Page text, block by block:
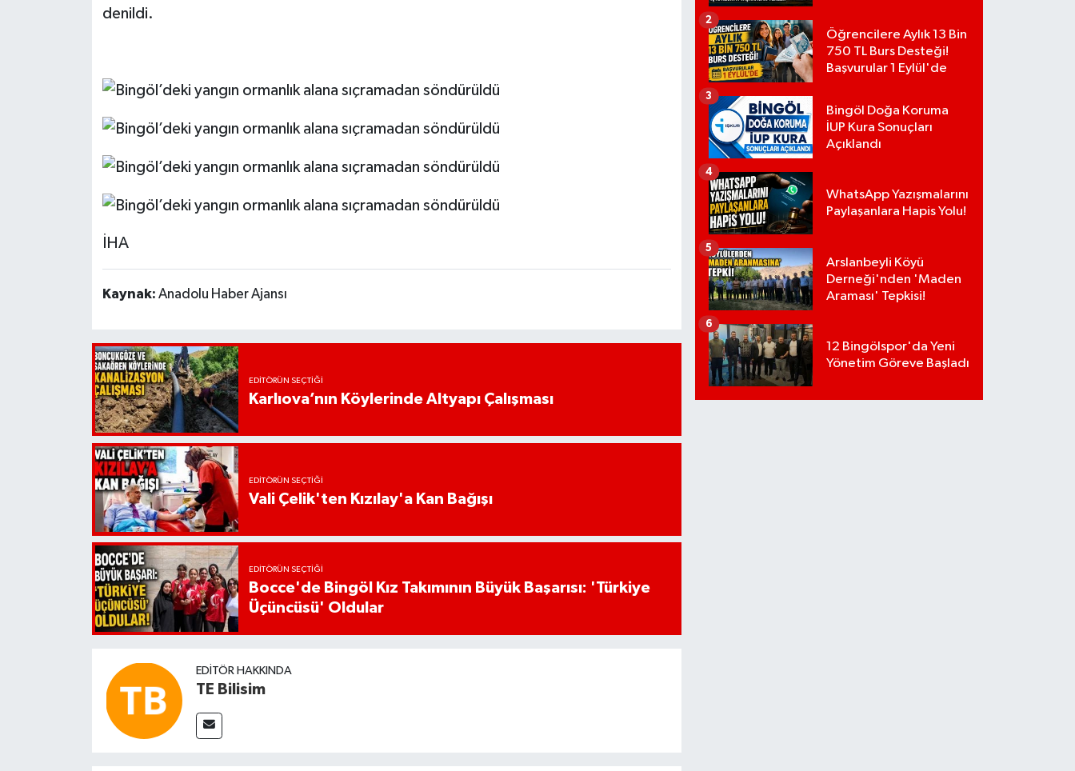
denildi.
İHA
Kaynak: Anadolu Haber Ajansı
EDITÖRÜN SEÇTIĞI
Karlıova’nın Köylerinde Altyapı Çalışması
EDITÖRÜN SEÇTIĞI
Vali Çelik'ten Kızılay'a Kan Bağışı
EDITÖRÜN SEÇTIĞI
Bocce'de Bingöl Kız Takımının Büyük Başarısı: 'Türkiye
Üçüncüsü' Oldular
EDITÖR HAKKINDA
TE Bilisim
Öğrencilere Aylık 13 Bin
750 TL Burs Desteği!
Başvurular 1 Eylül'de
2
Bingöl Doğa Koruma
İUP Kura Sonuçları
Açıklandı
3
WhatsApp Yazışmalarını
Paylaşanlara Hapis Yolu!
4
Arslanbeyli Köyü
Derneği'nden 'Maden
Araması' Tepkisi!
5
12 Bingölspor'da Yeni
Yönetim Göreve Başladı
6